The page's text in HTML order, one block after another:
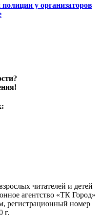
у организаторов
читателей и детей
агентство «ТК Город»
регистрационный номер
г.